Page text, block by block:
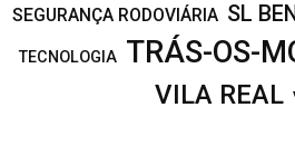
SEGURANÇA RODOVIÁRIA SL
TECNOLOGIA TRÁS-OS-
VILA REAL